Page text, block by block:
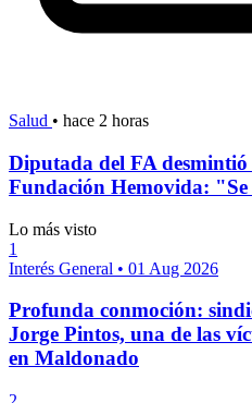
Salud • hace 2 horas
Diputada del FA desmintió
Fundación Hemovida: "Se
Lo más visto
1
Interés General • 01 Aug 2026
Profunda conmoción:
Jorge Pintos, una de las
en Maldonado